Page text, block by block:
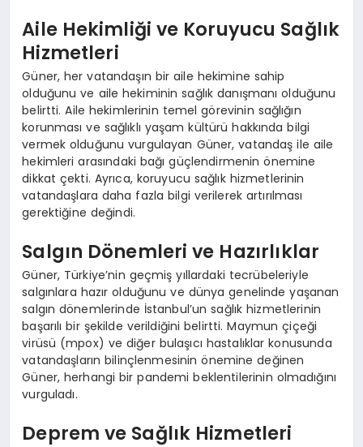
Aile Hekimliği ve Koruyucu Sağlık
Hizmetleri
Güner, her vatandaşın bir aile hekimine sahip
olduğunu ve aile hekiminin sağlık danışmanı olduğunu
belirtti. Aile hekimlerinin temel görevinin sağlığın
korunması ve sağlıklı yaşam kültürü hakkında bilgi
vermek olduğunu vurgulayan Güner, vatandaş ile aile
hekimleri arasındaki bağı güçlendirmenin önemine
dikkat çekti. Ayrıca, koruyucu sağlık hizmetlerinin
vatandaşlara daha fazla bilgi verilerek artırılması
gerektiğine değindi.
Salgın Dönemleri ve Hazırlıklar
Güner, Türkiye’nin geçmiş yıllardaki tecrübeleriyle
salgınlara hazır olduğunu ve dünya genelinde yaşanan
salgın dönemlerinde İstanbul’un sağlık hizmetlerinin
başarılı bir şekilde verildiğini belirtti. Maymun çiçeği
virüsü (mpox) ve diğer bulaşıcı hastalıklar konusunda
vatandaşların bilinçlenmesinin önemine değinen
Güner, herhangi bir pandemi beklentilerinin olmadığını
vurguladı.
Deprem ve Sağlık Hizmetleri